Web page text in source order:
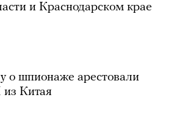
и Краснодарском крае
о шпионаже арестовали
Китая